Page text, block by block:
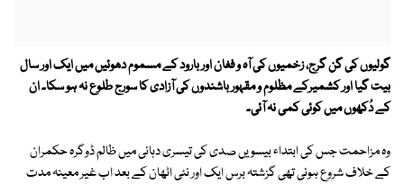
گولیوں کی گن گرج، زخمیوں کی آہ و فغان اور بارود کے مسموم دھوئیں میں ایک اور سال
بیت گیا اور کشمیرکے مظلوم و مقہور باشندوں کی آزادی کا سورج طلوع نہ ہو سکا۔ ان
کے دُکھوں میں کوئی کمی نہ آئی۔
وہ مزاحمت جس کی ابتداء بیسویں صدی کی تیسری دہائی میں ظالم ڈوگرہ حکمران
کے خلاف شروع ہوئی تھی گزشتہ برس ایک اور نئی اٹھان کے بعد اب غیر معینہ مدت